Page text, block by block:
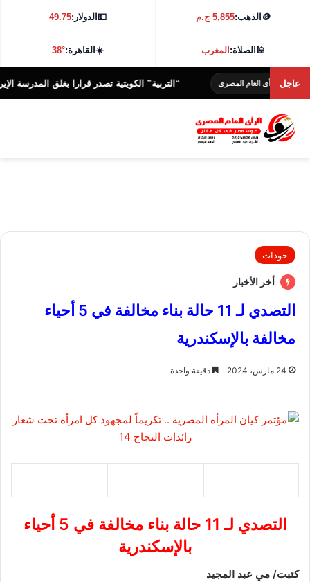
🪙 الذهب:5,855 ج.م 💵الدولار:49.75
🕌الصلاة:المغرب ☀️القاهرة:38°
عاجلالعام المصرى “التربية” الكويتية تصدر قرارا بغلق المدرسة الإيرانية
حوداث
أخر الأخبار
التصدي لـ 11 حالة بناء مخالفة في 5 أحياء
مخالفة بالإسكندرية
24 مارس، 2024 دقيقة واحدة
التصدي لـ 11 حالة بناء مخالفة في 5 أحياء
بالإسكندرية
كتبت/ مي عبد المجيد